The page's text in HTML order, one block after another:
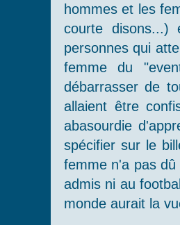
hommes et les
courte disons...)
personnes qui
femme du
débarrasser de
allaient être
abasourdie
spécifier sur le
femme n'a pas
admis ni au
monde aurait la